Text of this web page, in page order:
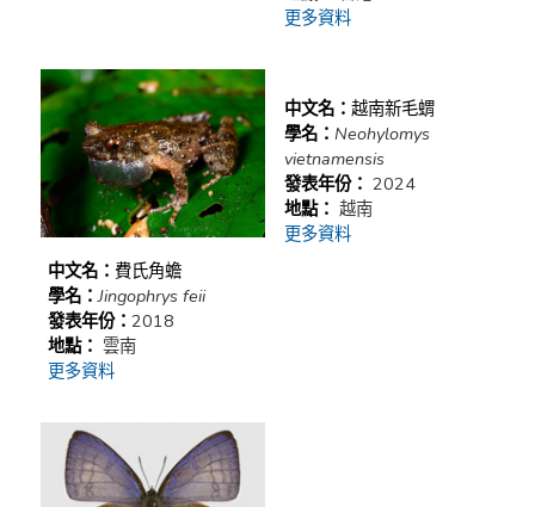
更多資料
中文名： 費氏角蟾
學名：Jingophrys feii
發表年份： 2018
地點： 雲南
更多資料
中文名：越南新毛蝟
學名：Neohylomys
vietnamensis
發表年份： 2024
地點： 越南
更多資料